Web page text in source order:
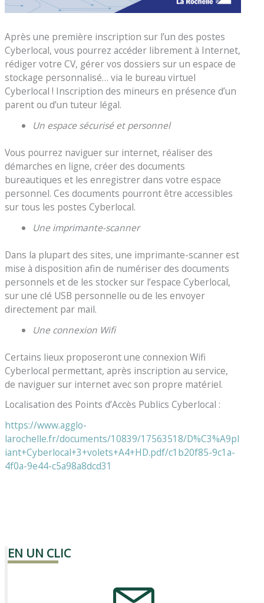
Après une première inscription sur l’un des postes
Cyberlocal, vous pourrez accéder librement à Internet,
rédiger votre CV, gérer vos dossiers sur un espace de
stockage personnalisé… via le bureau virtuel
Cyberlocal ! Inscription des mineurs en présence d’un
parent ou d’un tuteur légal.
Un espace sécurisé et personnel
Vous pourrez naviguer sur internet, réaliser des
démarches en ligne, créer des documents
bureautiques et les enregistrer dans votre espace
personnel. Ces documents pourront être accessibles
sur tous les postes Cyberlocal.
Une imprimante-scanner
Dans la plupart des sites, une imprimante-scanner est
mise à disposition afin de numériser des documents
personnels et de les stocker sur l’espace Cyberlocal,
sur une clé USB personnelle ou de les envoyer
directement par mail.
Une connexion Wifi
Certains lieux proposeront une connexion Wifi
Cyberlocal permettant, après inscription au service,
de naviguer sur internet avec son propre matériel.
Localisation des Points d’Accès Publics Cyberlocal :
https://www.agglo-
larochelle.fr/documents/10839/17563518/D%C3%A9pl
iant+Cyberlocal+3+volets+A4+HD.pdf/c1b20f85-9c1a-
4f0a-9e44-c5a98a8dcd31
EN UN CLIC